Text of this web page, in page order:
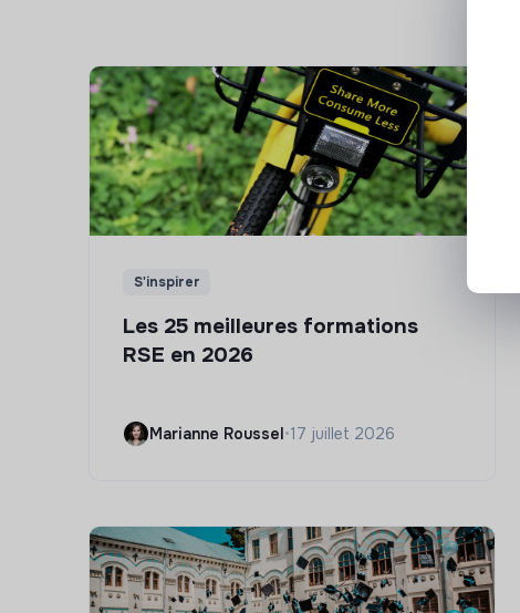
S'inspirer
Les 25 meilleures formations
RSE en 2026
Marianne Roussel•17 juillet 2026